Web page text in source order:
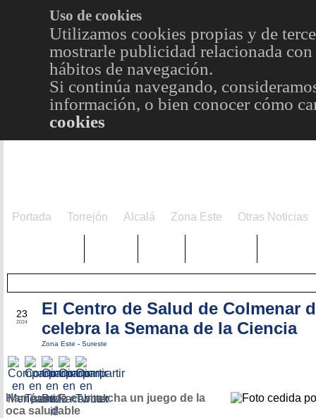
Uso de cookies
Utilizamos cookies propias y de
mostrarle publicidad relacionada
hábitos de navegación.
Si continúa navegando,
información, o bien conocer cómo
cookies
Portada Torrejón Alcalá Zona Este Otras Noticias
23
2024
El Centro de Salud de Colmenar
celebra la Semana de la Ciencia
Zona Este - Sureste
Han puesto en marcha un juego de la
oca saludable